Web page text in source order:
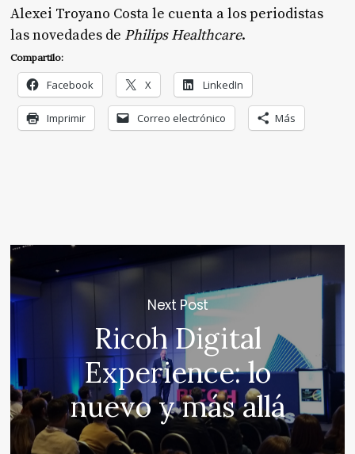
Alexei Troyano Costa le cuenta a los periodistas
las novedades de Philips Healthcare.
Compartilo:
Facebook X LinkedIn
Imprimir Correo electrónico Más
Next Post
Ricoh Digital
Experience: lo
nuevo y más allá